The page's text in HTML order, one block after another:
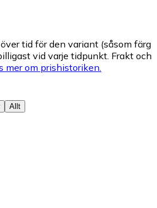
tid för den variant (såsom färg
vid varje tidpunkt. Frakt och
mer om prishistoriken.
Allt